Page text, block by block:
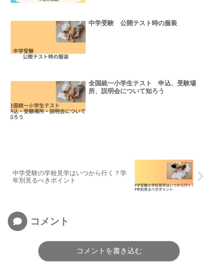
中学受験 公開テスト時の服装
全国統一小学生テスト 申込、受験場
所、説明会について知ろう
中学受験の学校見学はいつから行く？学
年別見るべきポイント
コメント
コメントを書き込む